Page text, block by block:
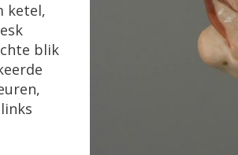
ketel,
blik
,
links